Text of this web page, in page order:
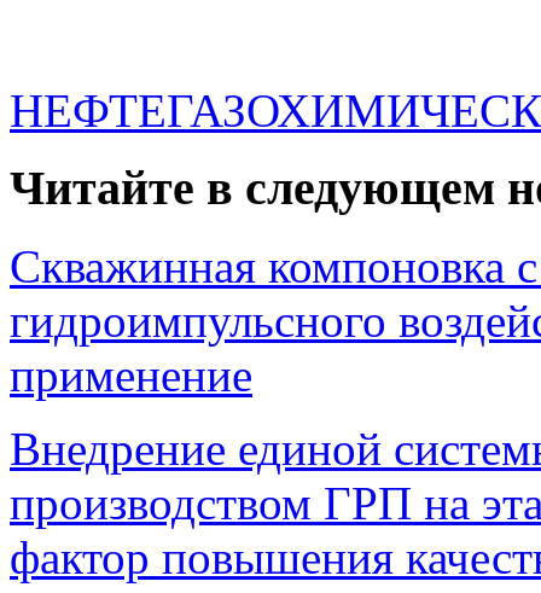
Читайте в следующем
Скважинная компоновка
гидроимпульсного
применение
Внедрение единой
производством ГРП на
фактор повышения